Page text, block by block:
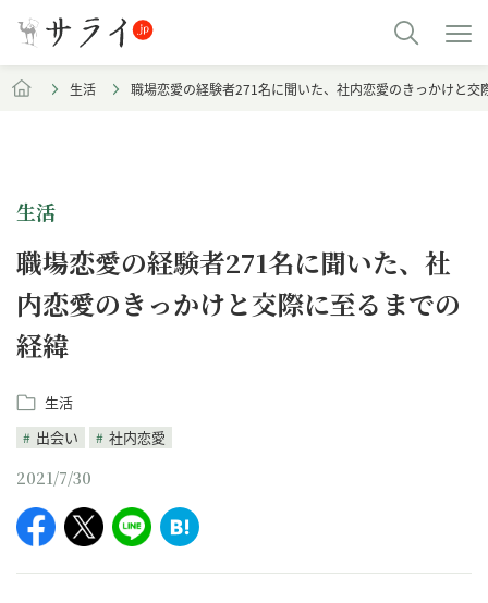
生活 職場恋愛の経験者271名に聞いた、社内恋愛のきっかけと交
生活
職場恋愛の経験者271名に聞いた、社
内恋愛のきっかけと交際に至るまでの
経緯
生活
出会い
社内恋愛
2021/7/30